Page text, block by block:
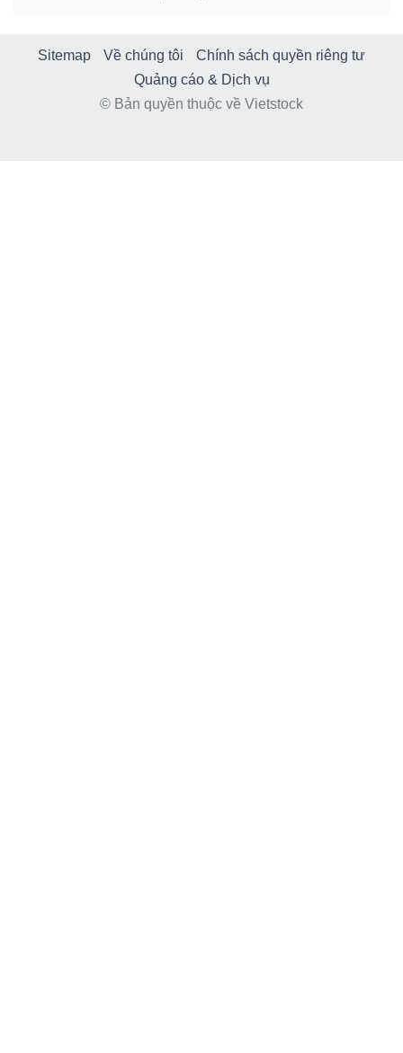
Sitemap Về chúng tôi
Chính sách quyền riêng tư
Quảng cáo & Dịch vụ
© Bản quyền thuộc về Vietstock